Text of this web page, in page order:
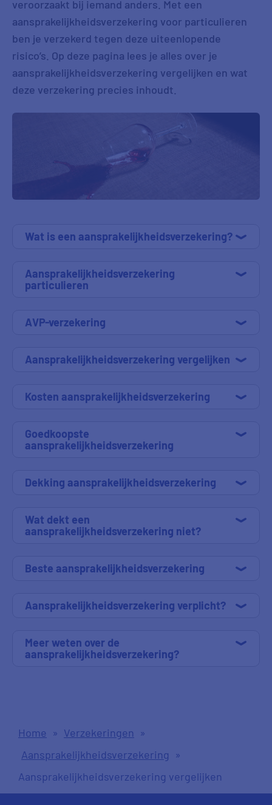
veroorzaakt bij iemand anders. Met een
aansprakelijkheidsverzekering voor particulieren
ben je verzekerd tegen deze uiteenlopende
risico’s. Op deze pagina lees je alles over je
aansprakelijkheidsverzekering vergelijken en wat
deze verzekering precies inhoudt.
Wat is een aansprakelijkheidsverzekering?
Aansprakelijkheidsverzekering
particulieren
AVP-verzekering
Aansprakelijkheidsverzekering vergelijken
Kosten aansprakelijkheidsverzekering
Goedkoopste
aansprakelijkheidsverzekering
Dekking aansprakelijkheidsverzekering
Wat dekt een
aansprakelijkheidsverzekering niet?
Beste aansprakelijkheidsverzekering
Aansprakelijkheidsverzekering verplicht?
Meer weten over de
aansprakelijkheidsverzekering?
Home » Verzekeringen »
Aansprakelijkheidsverzekering »
Aansprakelijkheidsverzekering vergelijken